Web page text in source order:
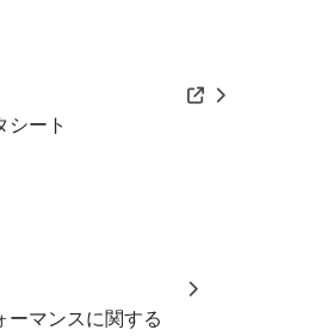
シート
ーマンスに関する